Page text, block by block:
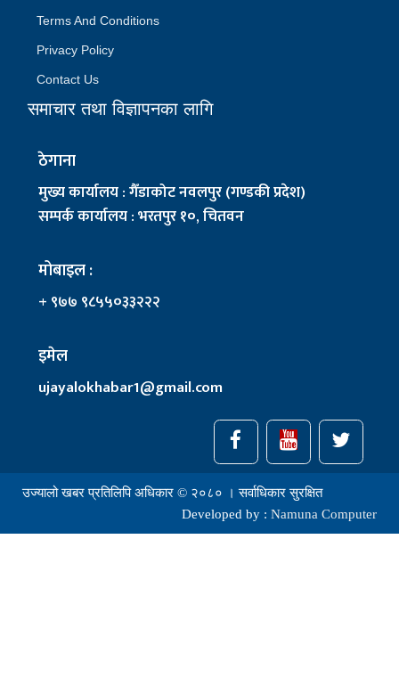
Terms And Conditions
Privacy Policy
Contact Us
समाचार तथा विज्ञापनका लागि
ठेगाना
मुख्य कार्यालय : गैँडाकोट नवलपुर (गण्डकी प्रदेश)
सम्पर्क कार्यालय : भरतपुर १०, चितवन
मोबाइल :
+ ९७७ ९८५५०३३२२२
इमेल
ujayalokhabar1@gmail.com
उज्यालो खबर प्रतिलिपि अधिकार © २०८० । सर्वाधिकार सुरक्षित
Developed by : Namuna Computer